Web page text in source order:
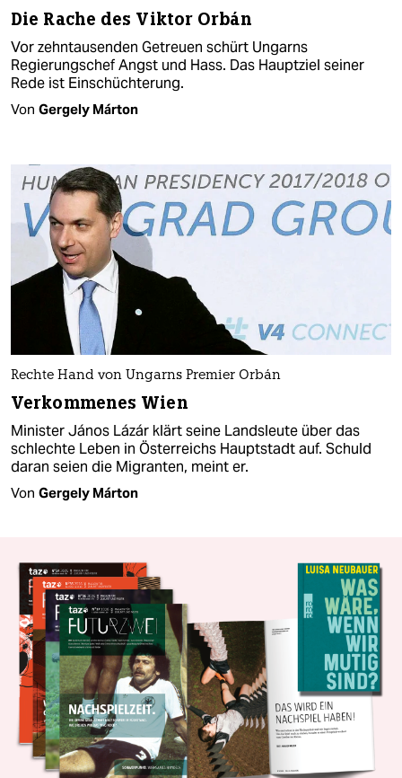
Die Rache des Viktor Orbán
Vor zehntausenden Getreuen schürt Ungarns
Regierungschef Angst und Hass. Das Hauptziel seiner
Rede ist Einschüchterung.
Von Gergely Márton
Rechte Hand von Ungarns Premier Orbán
Verkommenes Wien
Minister János Lázár klärt seine Landsleute über das
schlechte Leben in Österreichs Hauptstadt auf. Schuld
daran seien die Migranten, meint er.
Von Gergely Márton